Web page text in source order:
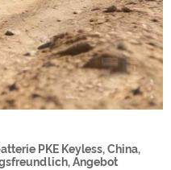
PKE Keyless, China,
Angebot